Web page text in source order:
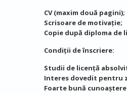
CV (maxim două pagini);
Scrisoare de motivație;
Copie după diploma de
Condiții de înscriere:
Studii de licență
Interes dovedit pentru
Foarte bună